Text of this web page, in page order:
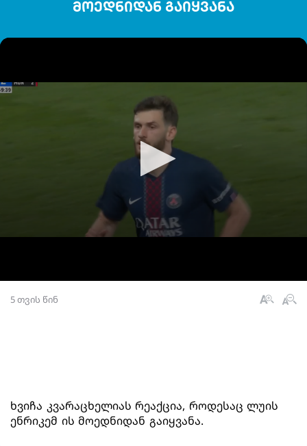
მოედნიდან გაიყვანა
5 თვის წინ
ხვიჩა კვარაცხელიას რეაქცია, როდესაც ლუის
ენრიკემ ის მოედნიდან გაიყვანა.